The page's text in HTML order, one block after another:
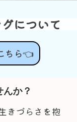
について
ちら👈
か？
きづらさを抱